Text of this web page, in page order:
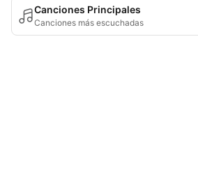
Canciones Principales
Canciones más escuchadas